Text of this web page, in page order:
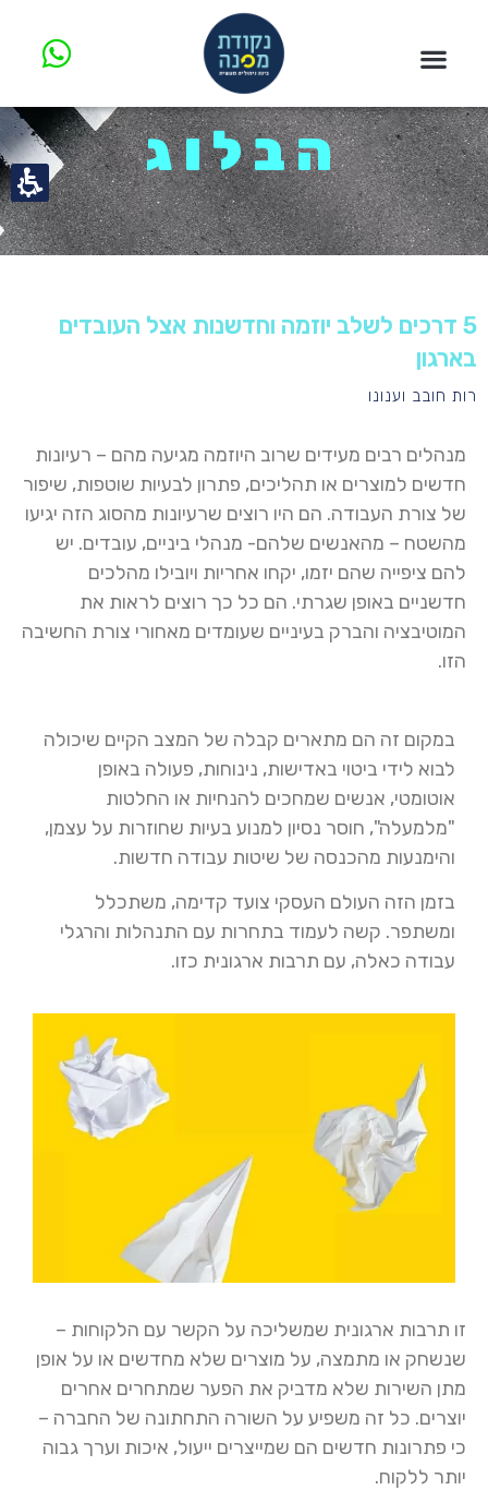
הבלוג
5 דרכים לשלב יוזמה וחדשנות אצל העובדים
בארגון
רות חובב וענונו
מנהלים רבים מעידים שרוב היוזמה מגיעה מהם – רעיונות
חדשים למוצרים או תהליכים, פתרון לבעיות שוטפות, שיפור
של צורת העבודה. הם היו רוצים שרעיונות מהסוג הזה יגיעו
מהשטח – מהאנשים שלהם- מנהלי ביניים, עובדים. יש
להם ציפייה שהם יזמו, יקחו אחריות ויובילו מהלכים
חדשניים באופן שגרתי. הם כל כך רוצים לראות את
המוטיבציה והברק בעיניים שעומדים מאחורי צורת החשיבה
הזו.
במקום זה הם מתארים קבלה של המצב הקיים שיכולה
לבוא לידי ביטוי באדישות, נינוחות, פעולה באופן
אוטומטי, אנשים שמחכים להנחיות או החלטות
"מלמעלה", חוסר נסיון למנוע בעיות שחוזרות על עצמן,
והימנעות מהכנסה של שיטות עבודה חדשות.
בזמן הזה העולם העסקי צועד קדימה, משתכלל
ומשתפר. קשה לעמוד בתחרות עם התנהלות והרגלי
עבודה כאלה, עם תרבות ארגונית כזו.
זו תרבות ארגונית שמשליכה על הקשר עם הלקוחות –
שנשחק או מתמצה, על מוצרים שלא מחדשים או על אופן
מתן השירות שלא מדביק את הפער שמתחרים אחרים
יוצרים. כל זה משפיע על השורה התחתונה של החברה –
כי פתרונות חדשים הם שמייצרים ייעול, איכות וערך גבוה
יותר ללקוח.